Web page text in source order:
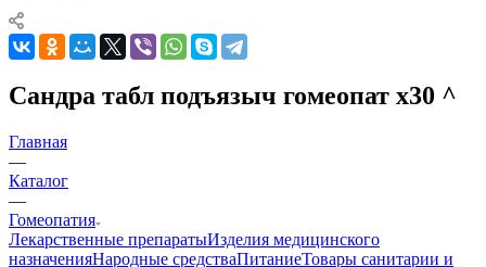
Сандра табл подъязыч гомеопат х30 ^
Главная
—
Каталог
—
Гомеопатия
Лекарственные препаратыИзделия медицинского
назначенияНародные средстваПитаниеТовары санитарии и